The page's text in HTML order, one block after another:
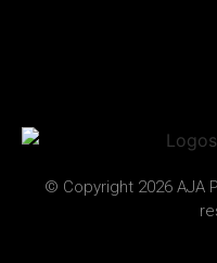
© Copyright 2026 AJA